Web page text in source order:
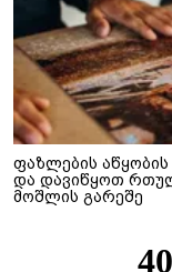
ფაზლების
და დავიწყოთ
მოშლის გარეშე